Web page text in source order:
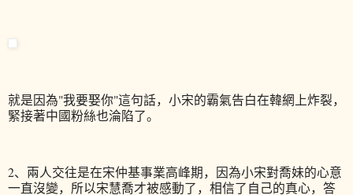
就是因為"我要娶你"這句話，小宋的霸氣告白在韓網上炸裂，
緊接著中國粉絲也淪陷了。
2、兩人交往是在宋仲基事業高峰期，因為小宋對喬妹的心意
一直沒變，所以宋慧喬才被感動了，相信了自己的真心，答